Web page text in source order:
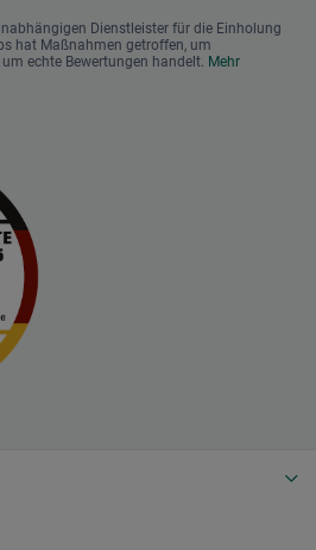
Dienstleister für die Einholung
hat Maßnahmen getroffen, um
echte Bewertungen handelt. Mehr